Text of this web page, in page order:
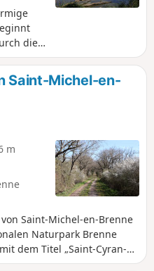
die
im
Saint-Michel-en-
m
Saint-Michel-en-Brenne
Naturpark Brenne
dem Titel „Saint-Cyran-
Straßen und Wege, auf